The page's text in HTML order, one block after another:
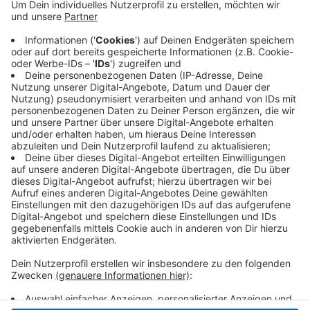
mehrere professionelle Cannabisplantagen
betrieben haben. In der Anklage ist die Rede von
mehr als 800 Cannabispflanzen. Das angebaute
Marihuana habe einen Verkaufswert von etwa
240.000 Euro gehabt. Für den Prozess sind
insgesamt vier Verhandlungstage geplant. Das
Urteil soll es Anfang Juni geben.
Veröffentlicht:Donnerstag, 20.05.2021 05:00
Anzeige
Anzeige